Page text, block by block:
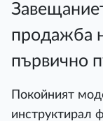
продажба
първично
Покойният
инструктирал